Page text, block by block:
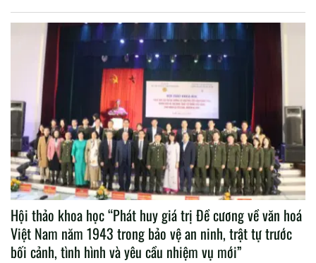
Hội thảo khoa học “Phát huy giá trị Đề cương về văn hoá
Việt Nam năm 1943 trong bảo vệ an ninh, trật tự trước
bối cảnh, tình hình và yêu cầu nhiệm vụ mới”